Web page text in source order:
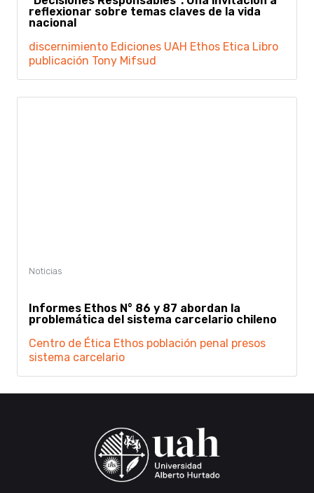
reflexionar sobre temas claves de la vida
nacional
discernimiento Ediciones UAH Ethos Etica Libro
publicación Tony Mifsud
Informes Ethos N° 86 y 87 abordan la
problemática del sistema carcelario chileno
Centro de Ética Ethos población penal presos
sistema carcelario